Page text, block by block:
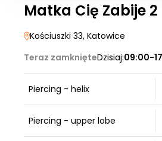
Matka Cię Zabije 2
Kościuszki 33, Katowice
Teraz zamknięteDzisiaj:09:00-
Piercing - helix
Piercing - upper lobe